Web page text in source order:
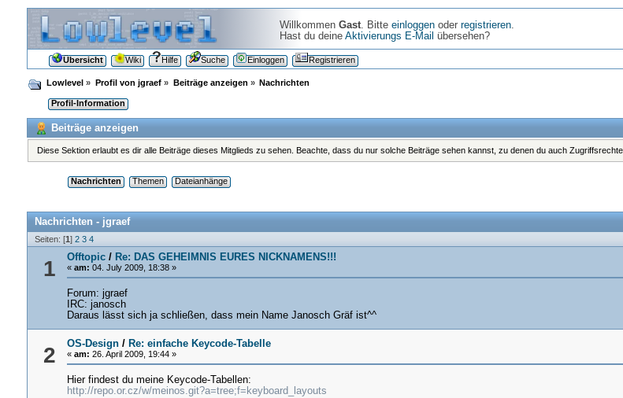
Willkommen Gast. Bitte einloggenoder registrieren.
Hast du deine Aktivierungs E-Mail übersehen?
Übersicht Wiki Hilfe Suche Einloggen Registrieren
Lowlevel » Profil von jgraef» Beiträge anzeigen » Nachrichten
Profil-Information
Beiträge anzeigen
Diese Sektion erlaubt es dir alle Beiträge dieses Mitglieds zu sehen. Beachte, dass du nur solche Beiträge sehen kannst, zu denen du auch Zugriffsrechte
Nachrichten Themen Dateianhänge
Nachrichten - jgraef
Seiten: [1] 2 3 4
1 Offtopic / Re: DAS GEHEIMNIS EURES NICKNAMENS!!!
«am: 04. July 2009, 18:38 »
Forum: jgraef
IRC: janosch
Daraus lässt sich ja schließen, dass mein Name Janosch Gräf ist^^
2 OS-Design / Re: einfache Keycode-Tabelle
«am: 26. April 2009, 19:44 »
Hier findest du meine Keycode-Tabellen:
http://repo.or.cz/w/meinos.git?a=tree;f=keyboard_layouts